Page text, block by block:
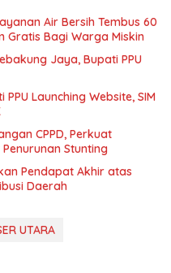
Air Bersih Tembus 60
Gratis Bagi Warga Miskin
Jaya, Bupati PPU
Launching Website, SIM
CPPD, Perkuat
Stunting
Pendapat Akhir atas
Daerah
UTARA